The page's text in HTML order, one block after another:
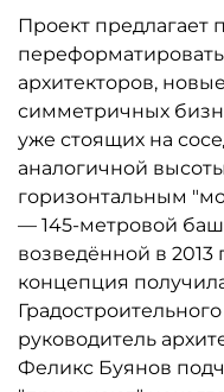
Проект предлагает
архитекторов,
симметричных
уже стоящих на
аналогичной
горизонтальным
— 145-метровой
возведённой в 2013
концепция
руководитель
Феликс Буянов